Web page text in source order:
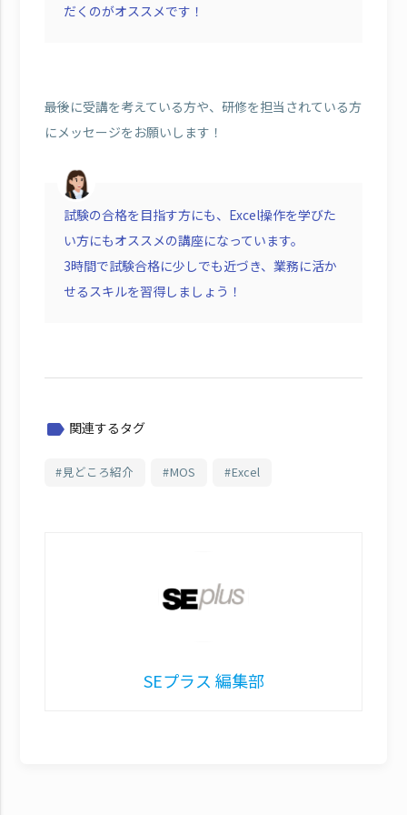
だくのがオススメです！
――最後に受講を考えている方や、研修を担当されている方
にメッセージをお願いします！
試験の合格を目指す方にも、Excel操作を学びた
い方にもオススメの講座になっています。
3時間で試験合格に少しでも近づき、業務に活か
せるスキルを習得しましょう！
label 関連するタグ
見どころ紹介 MOS Excel
SEプラス 編集部